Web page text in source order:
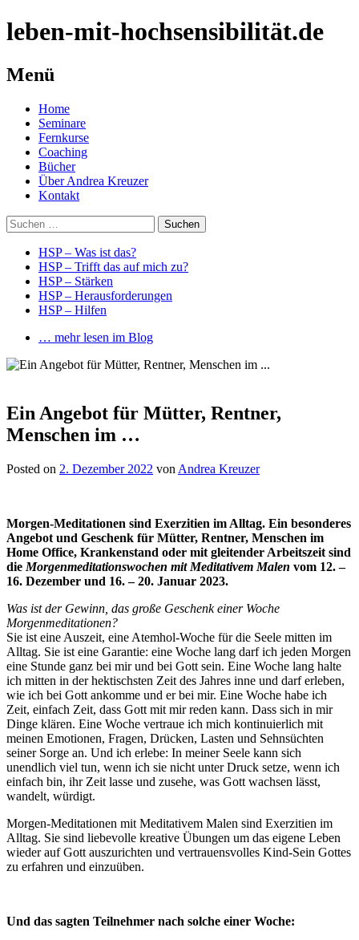
leben-mit-hochsensibilität.de
Menü
Springe
zum
Inhalt
Home
Seminare
Fernkurse
Coaching
Bücher
Über Andrea Kreuzer
Kontakt
Suchen
nach:
HSP – Was ist das?
HSP – Trifft das auf mich zu?
HSP – Stärken
HSP – Herausforderungen
HSP – Hilfen
… mehr lesen im Blog
Ein Angebot für Mütter, Rentner,
Menschen im …
Posted on 2. Dezember 2022 von Andrea Kreuzer
Morgen-Meditationen sind Exerzitien im Alltag. Ein besonderes
Angebot und Geschenk für Mütter, Rentner, Menschen im
Home Office, Krankenstand oder mit gleitender Arbeitszeit sind
die Morgenmeditationswochen mit Meditativem Malen vom 12. –
16. Dezember und 16. – 20. Januar 2023.
Was ist der Gewinn, das große Geschenk einer Woche
Morgenmeditationen?
Sie ist eine Auszeit, eine Atemhol-Woche für die Seele mitten im
Alltag. Sie ist eine Garantie: eine Woche lang darf ich jeden Morgen
eine Stunde ganz bei mir und bei Gott sein. Eine Woche lang halte
ich mitten in der hektischsten Zeit des Jahres inne und darf erleben,
wie ich bei Gott ankomme und er bei mir. Eine Woche habe ich
Zeit, einfach Zeit, dass Gott mit mir reden kann. Dass sich in mir
Dinge klären. Eine Woche vertraue ich mich kontinuierlich mit
meinen Emotionen, Fragen, Drücken, Lasten und Sehnsüchten
seiner Sorge an. Und ich erlebe: In meiner Seele kann sich
unendlich viel tun, wenn ich sie nicht unter Druck setze, wenn ich
einfach bin, ihr Zeit lasse und zusehe, was Gott wachsen lässt,
wandelt, würdigt.
Morgen-Meditationen mit Meditativem Malen sind Exerzitien im
Alltag. Sie sind liebevolle kreative Übungen um das eigene Leben
wieder auf Gott auszurichten und vertrauensvolles Kind-Sein Gottes
zu erfahren und einzuüben.
Und das sagten Teilnehmer nach solche einer Woche: